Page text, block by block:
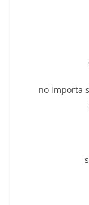
no importa